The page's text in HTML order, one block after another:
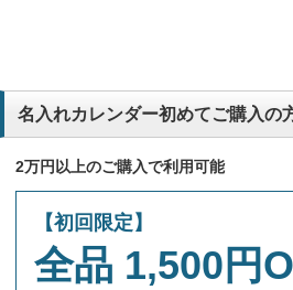
名入れカレンダー初めてご購入の
2万円以上のご購入で利用可能
【初回限定】
全品 1,500円